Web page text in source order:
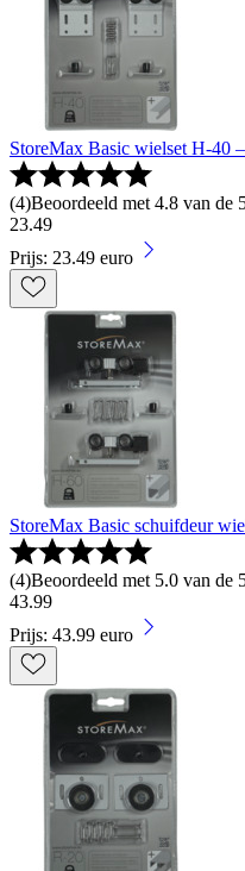
StoreMax Basic wielset H-40
(4)Beoordeeld met 4.8 van de
23.49
Prijs: 23.49 euro
StoreMax Basic schuifdeur
(4)Beoordeeld met 5.0 van de
43.99
Prijs: 43.99 euro